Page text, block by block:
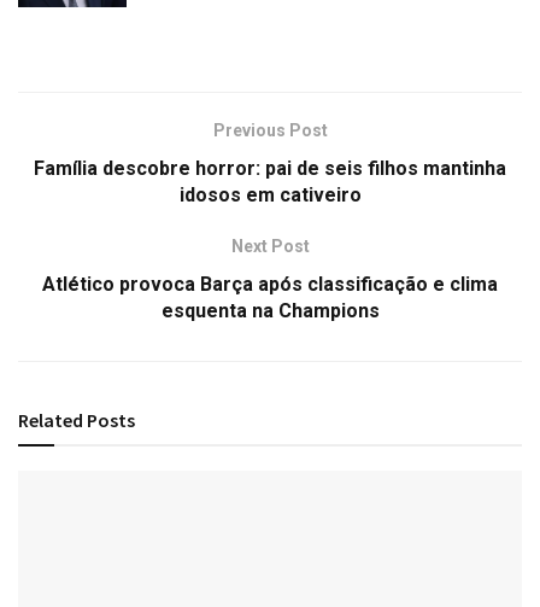
Previous Post
Família descobre horror: pai de seis filhos mantinha
idosos em cativeiro
Next Post
Atlético provoca Barça após classificação e clima
esquenta na Champions
Related Posts